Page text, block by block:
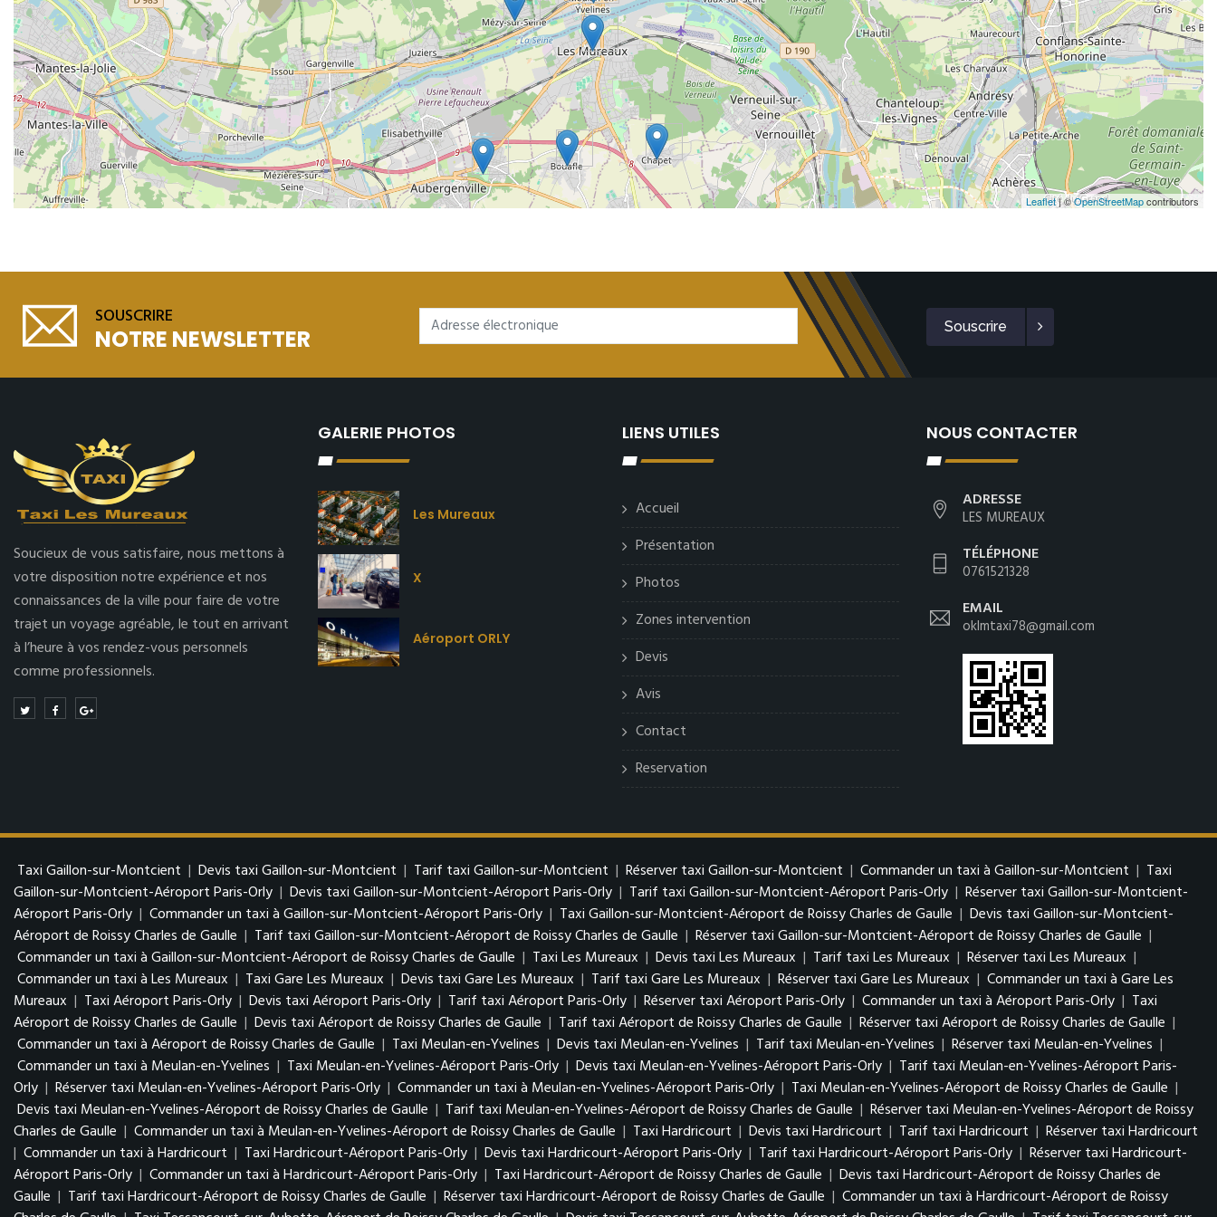
Leaflet| ©OpenStreetMapcontributors
SOUSCRIRE
NOTRE NEWSLETTER Souscrire
Soucieux de vous satisfaire, nous mettons à
votre disposition notre expérience et nos
connaissances de la ville pour faire de votre
trajet un voyage agréable, le tout en arrivant
à l’heure à vos rendez-vous personnels
comme professionnels.
GALERIE PHOTOS
Les Mureaux
X
Aéroport ORLY
LIENS UTILES
Accueil
Présentation
Photos
Zones intervention
Devis
Avis
Contact
Reservation
NOUS CONTACTER
ADRESSE
LES MUREAUX
TÉLÉPHONE
0761521328
EMAIL
oklmtaxi78@gmail.com
Taxi Gaillon-sur-Montcient | Devis taxi Gaillon-sur-Montcient | Tarif taxi Gaillon-sur-Montcient | Réserver taxi Gaillon-sur-Montcient | Commander un taxi à Gaillon-sur-Montcient | Taxi
Gaillon-sur-Montcient-Aéroport Paris-Orly | Devis taxi Gaillon-sur-Montcient-Aéroport Paris-Orly | Tarif taxi Gaillon-sur-Montcient-Aéroport Paris-Orly | Réserver taxi Gaillon-sur-Montcient-
Aéroport Paris-Orly | Commander un taxi à Gaillon-sur-Montcient-Aéroport Paris-Orly | Taxi Gaillon-sur-Montcient-Aéroport de Roissy Charles de Gaulle | Devis taxi Gaillon-sur-Montcient-
Aéroport de Roissy Charles de Gaulle | Tarif taxi Gaillon-sur-Montcient-Aéroport de Roissy Charles de Gaulle | Réserver taxi Gaillon-sur-Montcient-Aéroport de Roissy Charles de Gaulle |
Commander un taxi à Gaillon-sur-Montcient-Aéroport de Roissy Charles de Gaulle | Taxi Les Mureaux | Devis taxi Les Mureaux | Tarif taxi Les Mureaux | Réserver taxi Les Mureaux |
Commander un taxi à Les Mureaux | Taxi Gare Les Mureaux | Devis taxi Gare Les Mureaux | Tarif taxi Gare Les Mureaux | Réserver taxi Gare Les Mureaux | Commander un taxi à Gare Les
Mureaux | Taxi Aéroport Paris-Orly | Devis taxi Aéroport Paris-Orly | Tarif taxi Aéroport Paris-Orly | Réserver taxi Aéroport Paris-Orly | Commander un taxi à Aéroport Paris-Orly | Taxi
Aéroport de Roissy Charles de Gaulle | Devis taxi Aéroport de Roissy Charles de Gaulle | Tarif taxi Aéroport de Roissy Charles de Gaulle | Réserver taxi Aéroport de Roissy Charles de Gaulle |
Commander un taxi à Aéroport de Roissy Charles de Gaulle | Taxi Meulan-en-Yvelines | Devis taxi Meulan-en-Yvelines | Tarif taxi Meulan-en-Yvelines | Réserver taxi Meulan-en-Yvelines |
Commander un taxi à Meulan-en-Yvelines | Taxi Meulan-en-Yvelines-Aéroport Paris-Orly | Devis taxi Meulan-en-Yvelines-Aéroport Paris-Orly | Tarif taxi Meulan-en-Yvelines-Aéroport Paris-
Orly | Réserver taxi Meulan-en-Yvelines-Aéroport Paris-Orly | Commander un taxi à Meulan-en-Yvelines-Aéroport Paris-Orly | Taxi Meulan-en-Yvelines-Aéroport de Roissy Charles de Gaulle |
Devis taxi Meulan-en-Yvelines-Aéroport de Roissy Charles de Gaulle | Tarif taxi Meulan-en-Yvelines-Aéroport de Roissy Charles de Gaulle | Réserver taxi Meulan-en-Yvelines-Aéroport de Roissy
Charles de Gaulle | Commander un taxi à Meulan-en-Yvelines-Aéroport de Roissy Charles de Gaulle | Taxi Hardricourt | Devis taxi Hardricourt | Tarif taxi Hardricourt | Réserver taxi Hardricourt
| Commander un taxi à Hardricourt | Taxi Hardricourt-Aéroport Paris-Orly | Devis taxi Hardricourt-Aéroport Paris-Orly | Tarif taxi Hardricourt-Aéroport Paris-Orly | Réserver taxi Hardricourt-
Aéroport Paris-Orly | Commander un taxi à Hardricourt-Aéroport Paris-Orly | Taxi Hardricourt-Aéroport de Roissy Charles de Gaulle | Devis taxi Hardricourt-Aéroport de Roissy Charles de
Gaulle | Tarif taxi Hardricourt-Aéroport de Roissy Charles de Gaulle | Réserver taxi Hardricourt-Aéroport de Roissy Charles de Gaulle | Commander un taxi à Hardricourt-Aéroport de Roissy